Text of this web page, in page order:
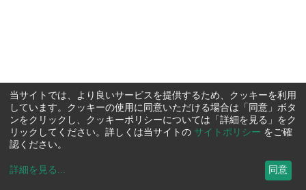
当サイトでは、より良いサービスを提供するため、クッキーを利用
しています。クッキーの使用に同意いただける場合は「同意」ボタ
ンをクリックし、クッキーポリシーについては「詳細を見る」をク
リックしてください。詳しくは当サイトの サイトポリシー をご確
認ください。
詳細を見る ... 同意